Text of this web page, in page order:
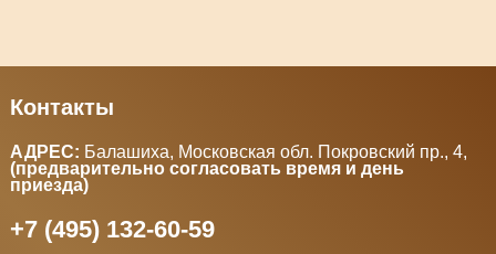
Контакты
АДРЕС: Балашиха, Московская обл. Покровский пр., 4,
(предварительно согласовать время и день
приезда)
+7 (495) 132-60-59